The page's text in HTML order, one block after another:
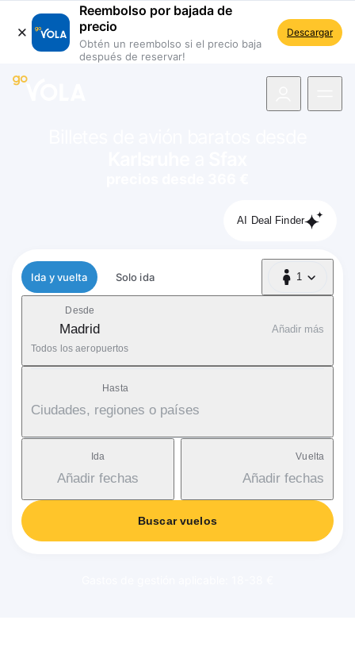
Reembolso por bajada de
precio
Obtén un reembolso si el precio baja
después de reservar!
Descargar
AI Deal Finder
Tipo de vuelo
Ida y vuelta Solo ida 1
1 Pasajero
Desde
Madrid
Todos los aeropuertos
Añadir más
Hasta
Ciudades, regiones o países
Ida
Añadir fechas
Vuelta
Añadir fechas
Buscar vuelos